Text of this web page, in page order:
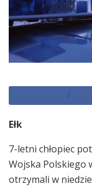
Ełk
7-letni chłopiec
Wojska Polskiego
otrzymali w